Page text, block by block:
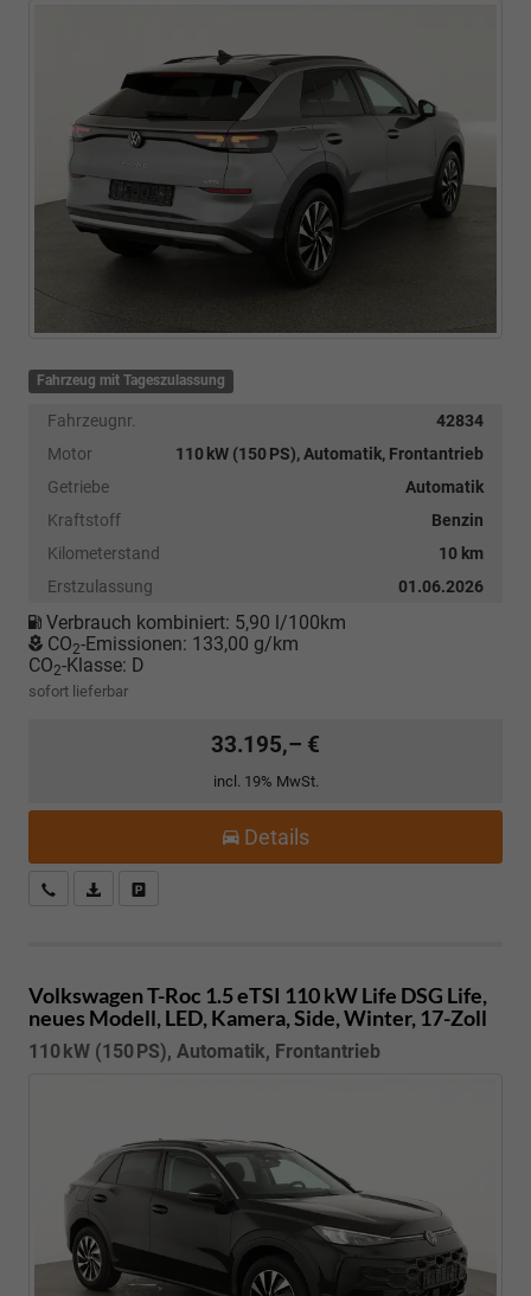
Fahrzeug mit Tageszulassung
Fahrzeugnr.
42834
Motor
110 kW (150 PS), Automatik, Frontantrieb
Getriebe
Automatik
Kraftstoff
Benzin
Kilometerstand
10 km
Erstzulassung
01.06.2026
Verbrauch kombiniert: 5,90 l/100km
CO2-Emissionen: 133,00 g/km
CO2-Klasse: D
sofort lieferbar
33.195,– €
incl. 19% MwSt.
Details
Kostenloser Rückruf-Service
PDF-Datei, Fahrzeugexposé drucken
Volkswagen T-Roc 1.5 eTSI 110 kW Life DSG Life,
neues Modell, LED, Kamera, Side, Winter, 17-Zoll
110 kW (150 PS), Automatik, Frontantrieb